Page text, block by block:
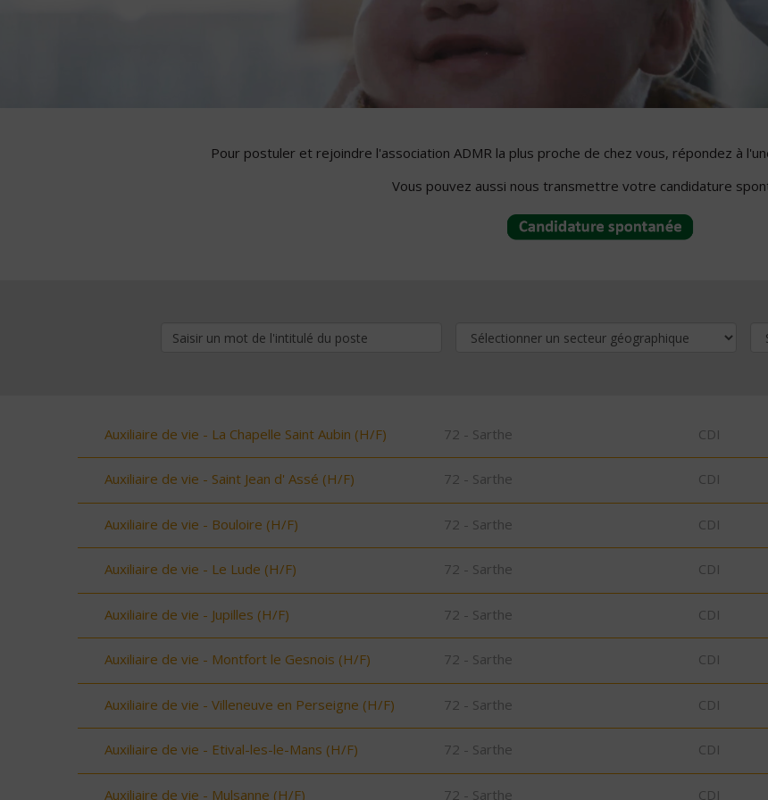
Pour postuler et rejoindre l'association ADMR la plus proche de chez vous, répondez à
Vous pouvez aussi nous transmettre votre candidature
Auxiliaire de vie - La Chapelle Saint Aubin (H/F) 72 - Sarthe CDI
Auxiliaire de vie - Saint Jean d' Assé (H/F) 72 - Sarthe CDI
Auxiliaire de vie - Bouloire (H/F) 72 - Sarthe CDI
Auxiliaire de vie - Le Lude (H/F) 72 - Sarthe CDI
Auxiliaire de vie - Jupilles (H/F) 72 - Sarthe CDI
Auxiliaire de vie - Montfort le Gesnois (H/F) 72 - Sarthe CDI
Auxiliaire de vie - Villeneuve en Perseigne (H/F) 72 - Sarthe CDI
Auxiliaire de vie - Etival-les-le-Mans (H/F) 72 - Sarthe CDI
Auxiliaire de vie - Mulsanne (H/F) 72 - Sarthe CDI